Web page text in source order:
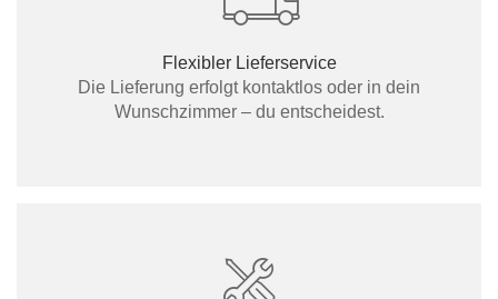
Flexibler Lieferservice
Die Lieferung erfolgt kontaktlos oder in dein
Wunschzimmer – du entscheidest.